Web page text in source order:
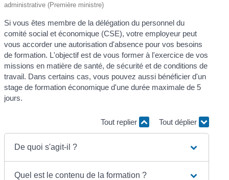
administrative (Première ministre)
Si vous êtes membre de la délégation du personnel du
comité social et économique (CSE), votre employeur peut
vous accorder une autorisation d'absence pour vos besoins
de formation. L'objectif est de vous former à l'exercice de vos
missions en matière de santé, de sécurité et de conditions de
travail. Dans certains cas, vous pouvez aussi bénéficier d'un
stage de formation économique d'une durée maximale de 5
jours.
Tout replier Tout déplier
De quoi s'agit-il ?
Quel est le contenu de la formation ?